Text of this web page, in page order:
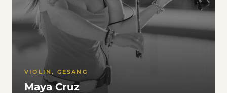
VIOLIN, GESANG
Maya Cruz